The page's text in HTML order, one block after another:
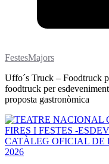
FestesMajors
Uffo´s Truck – Foodtruck
foodtruck per
proposta gastronòmica
CATÀLEG OFICIAL DE
2026